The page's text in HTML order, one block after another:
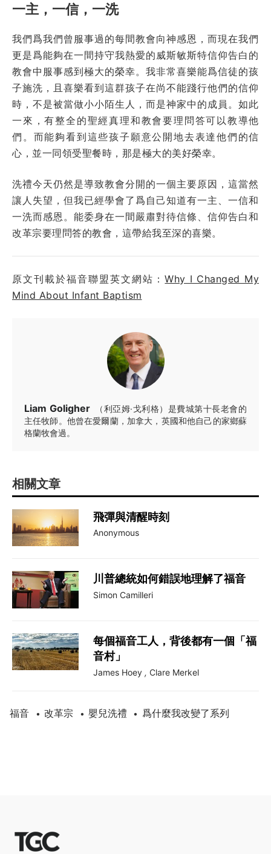
一主，一信，一洗
我們爲我們曾服事過的每間教會向神感恩，而現在我們
更是爲能夠在一間持守我熱愛的威斯敏斯特信仰告白的
教會中服事感到極大的榮幸。我非常喜樂能爲信徒的孩
子施洗，且喜樂看到這群孩子在尚不能踐行他們的信仰
時，不是被當做小小陌生人，而是神家中的成員。如此
一來，有整全的聖經真理和教會要理問答可以教導他
們。而能夠看到這些孩子願意公開地去表達他們的信
心，並一同領受聖餐時，那是極大的美好榮幸。
洗禮今天仍然是導致教會分開的一個主要原因，這當然
讓人失望，但我已經學會了爲自己知道有一主、一信和
一洗而感恩。能委身在一間嚴肅對待信條、信仰告白和
改革宗要理問答的教會，這帶給我至深的喜樂。
原文刊載於福音聯盟英文網站：Why I Changed My
Mind About Infant Baptism
Liam Goligher
（利亞姆·戈利格）是費城第十長老會的
主任牧師。他曾在愛爾蘭，加拿大，英國和他自己的家鄉蘇
格蘭牧會過。
相關文章
飛彈與清醒時刻
Anonymous
川普總統如何錯誤地理解了福音
Simon Camilleri
每個福音工人，背後都有一個「福
音村」
James Hoey , Clare Merkel
福音 • 改革宗 • 嬰兒洗禮 • 爲什麼我改變了系列